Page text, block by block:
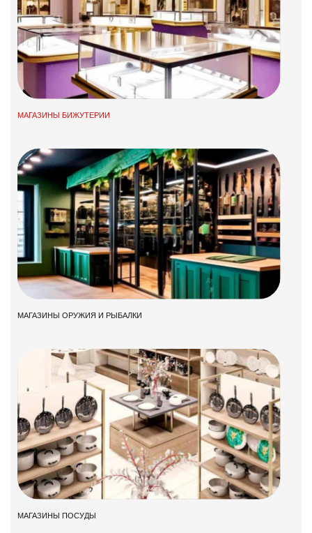
МАГАЗИНЫ БИЖУТЕРИИ
МАГАЗИНЫ ОРУЖИЯ И РЫБАЛКИ
МАГАЗИНЫ ПОСУДЫ